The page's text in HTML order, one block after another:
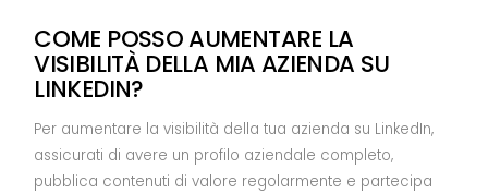
COME POSSO AUMENTARE LA
VISIBILITÀ DELLA MIA AZIENDA SU
LINKEDIN?
Per aumentare la visibilità della tua azienda su LinkedIn,
assicurati di avere un profilo aziendale completo,
pubblica contenuti di valore regolarmente e partecipa